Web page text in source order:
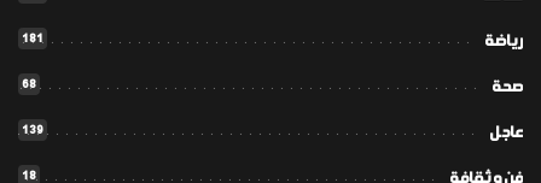
رياضة 181
صحة 68
عاجل 139
فن و ثقافة 18